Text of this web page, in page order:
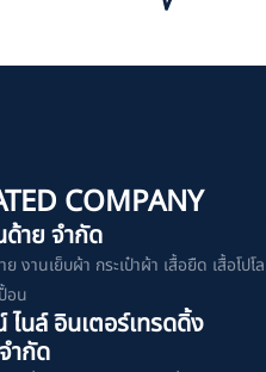
COMPANY
าย จำกัด
งานเย็บผ้า กระเป๋าผ้า เสื้อยืด เสื้อโปโล
อน
ไนล์ อินเตอร์เทรดดิ้ง
ำกัด